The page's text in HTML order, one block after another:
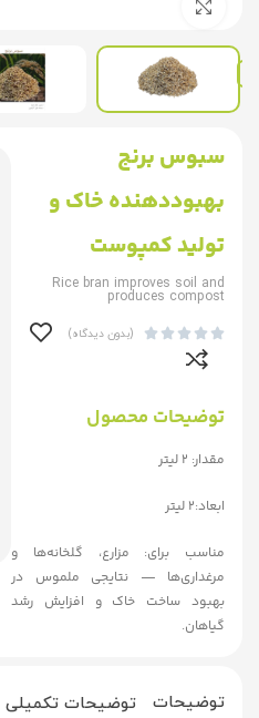
سبوس برنج
بهبوددهنده خاک و
تولید کمپوست
Rice bran improves soil and
produces compost




 (بدون دیدگاه)
توضیحات محصول
مقدار: 2 لیتر
ابعاد:2 لیتر
مناسب برای: مزارع، گلخانه‌ها و
مرغداری‌ها — نتایجی ملموس در
بهبود ساخت خاک و افزایش رشد
گیاهان.
توضیحات توضیحات تکمیلی